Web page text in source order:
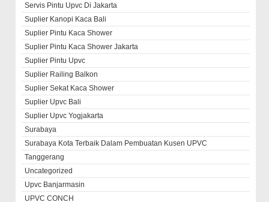
Servis Pintu Upvc Di Jakarta
Suplier Kanopi Kaca Bali
Suplier Pintu Kaca Shower
Suplier Pintu Kaca Shower Jakarta
Suplier Pintu Upvc
Suplier Railing Balkon
Suplier Sekat Kaca Shower
Suplier Upvc Bali
Suplier Upvc Yogjakarta
Surabaya
Surabaya Kota Terbaik Dalam Pembuatan Kusen UPVC
Tanggerang
Uncategorized
Upvc Banjarmasin
UPVC CONCH